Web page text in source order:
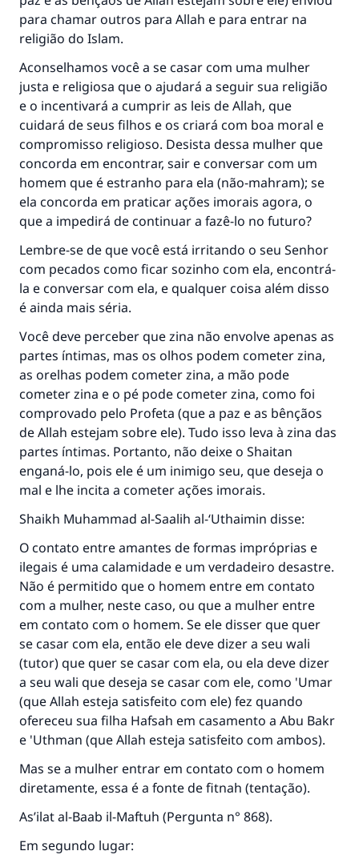
para chamar outros para Allah e para entrar na
religião do Islam.
Aconselhamos você a se casar com uma mulher
justa e religiosa que o ajudará a seguir sua religião
e o incentivará a cumprir as leis de Allah, que
cuidará de seus filhos e os criará com boa moral e
compromisso religioso. Desista dessa mulher que
concorda em encontrar, sair e conversar com um
homem que é estranho para ela (não-mahram); se
ela concorda em praticar ações imorais agora, o
que a impedirá de continuar a fazê-lo no futuro?
Lembre-se de que você está irritando o seu Senhor
com pecados como ficar sozinho com ela, encontrá-
la e conversar com ela, e qualquer coisa além disso
é ainda mais séria.
Você deve perceber que zina não envolve apenas as
partes íntimas, mas os olhos podem cometer zina,
as orelhas podem cometer zina, a mão pode
cometer zina e o pé pode cometer zina, como foi
comprovado pelo Profeta (que a paz e as bênçãos
de Allah estejam sobre ele). Tudo isso leva à zina das
partes íntimas. Portanto, não deixe o Shaitan
enganá-lo, pois ele é um inimigo seu, que deseja o
mal e lhe incita a cometer ações imorais.
Shaikh Muhammad al-Saalih al-‘Uthaimin disse:
O contato entre amantes de formas impróprias e
ilegais é uma calamidade e um verdadeiro desastre.
Não é permitido que o homem entre em contato
com a mulher, neste caso, ou que a mulher entre
em contato com o homem. Se ele disser que quer
se casar com ela, então ele deve dizer a seu wali
(tutor) que quer se casar com ela, ou ela deve dizer
a seu wali que deseja se casar com ele, como 'Umar
(que Allah esteja satisfeito com ele) fez quando
ofereceu sua filha Hafsah em casamento a Abu Bakr
e 'Uthman (que Allah esteja satisfeito com ambos).
Mas se a mulher entrar em contato com o homem
diretamente, essa é a fonte de fitnah (tentação).
As’ilat al-Baab il-Maftuh (Pergunta n° 868).
Em segundo lugar:
A resposta n° 110845 salvou um
casamento.
Ajude-nos a responder à Ummah
O Profeta ﷺ disse,
"Quem quer que incentive outros a fazer o
que é bom receberá a mesma recompensa
que aqueles que o fazem."
(MUSLIM, 1893)
CONTRIBUIR